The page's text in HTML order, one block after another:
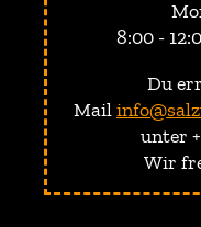
8:00 -
Du
Mail
unter
Wir